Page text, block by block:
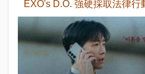
EXO's D.O. 強硬採取法律行